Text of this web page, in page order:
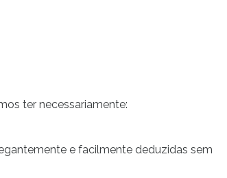
ter necessariamente:
e facilmente deduzidas sem